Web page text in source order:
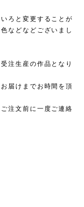
ろと変更することが
などなどございまし
注生産の作品となり
届けまでお時間を頂
注文前に一度ご連絡